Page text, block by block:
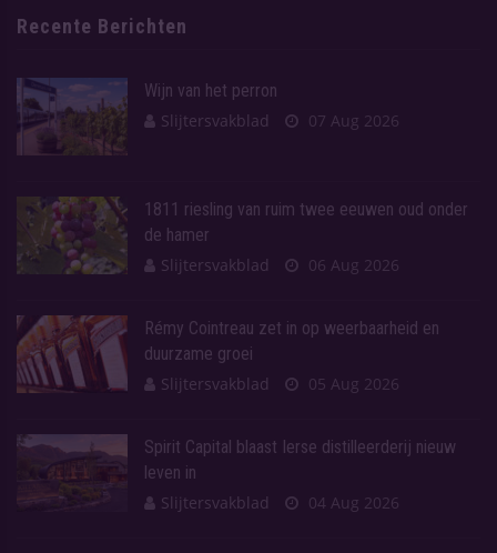
Recente Berichten
Wijn van het perron
Slijtersvakblad
07 Aug 2026
1811 riesling van ruim twee eeuwen oud onder
de hamer
Slijtersvakblad
06 Aug 2026
Rémy Cointreau zet in op weerbaarheid en
duurzame groei
Slijtersvakblad
05 Aug 2026
Spirit Capital blaast Ierse distilleerderij nieuw
leven in
Slijtersvakblad
04 Aug 2026